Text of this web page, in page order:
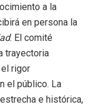
a la
en persona la
. El comité
trayectoria
rigor
el público. La
e histórica,